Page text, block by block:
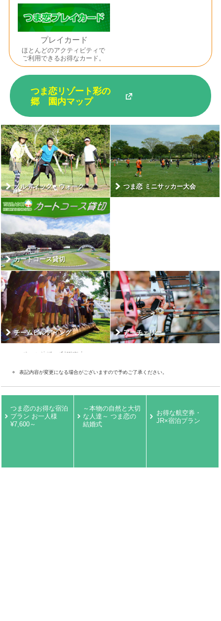
プレイカード
ほとんどのアクティビティで
ご利用できるお得なカード。
つま恋リゾート彩の
郷 園内マップ
ノルディック・ウォーク つま恋 ミニサッカー大会
カートコース貸切
チームビルディング アーチェリー
スポーツ施設ご利用案内
表記内容が変更になる場合がございますので予めご了承ください。
つま恋のお得な宿泊
プラン お一人様
¥7,600～
～本物の自然と大切
な人達～ つま恋の
結婚式
お得な航空券・
JR×宿泊プラン